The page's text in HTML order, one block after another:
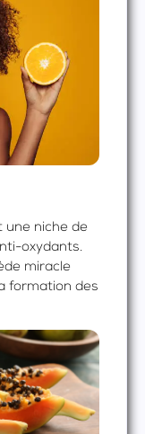
une niche de
oxydants.
miracle
formation des